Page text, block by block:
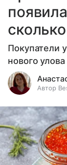
Покупатели
нового
Автор